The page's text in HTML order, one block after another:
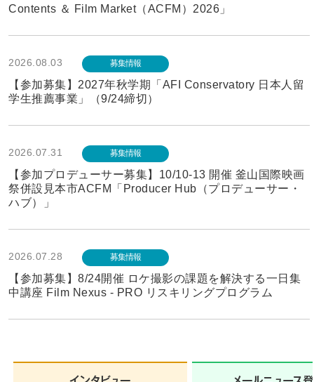
Contents ＆ Film Market（ACFM）2026」
2026.08.03 募集情報
【参加募集】2027年秋学期「AFI Conservatory 日本人留
学生推薦事業」（9/24締切）
2026.07.31 募集情報
【参加プロデューサー募集】10/10-13 開催 釜山国際映画
祭併設見本市ACFM「Producer Hub（プロデューサー・
ハブ）」
2026.07.28 募集情報
【参加募集】8/24開催 ロケ撮影の課題を解決する一日集
中講座 Film Nexus - PRO リスキリングプログラム